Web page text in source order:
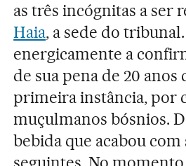
as três incógnitas a ser
Haia, a sede do
energicamente a
de sua pena de 20
primeira instância, por
muçulmanos bósnios.
bebida que acabou com